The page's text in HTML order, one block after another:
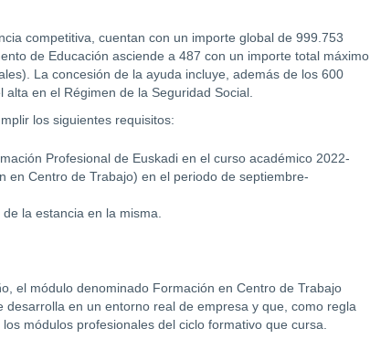
competitiva, cuentan con un importe global de 999.753
de Educación asciende a 487 con un importe total máximo
La concesión de la ayuda incluye, además de los 600
en el Régimen de la Seguridad Social.
los siguientes requisitos:
Profesional de Euskadi en el curso académico 2022-
en Centro de Trabajo) en el periodo de septiembre-
la estancia en la misma.
el módulo denominado Formación en Centro de Trabajo
en un entorno real de empresa y que, como regla
módulos profesionales del ciclo formativo que cursa.